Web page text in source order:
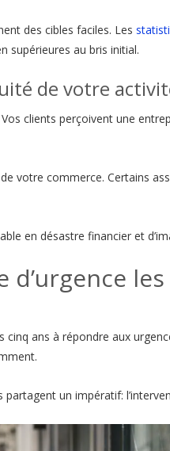
des cibles faciles. Les
supérieures au bris initial.
de votre
clients perçoivent une
votre commerce. Certains
en désastre financier et
ans à répondre aux
un impératif: